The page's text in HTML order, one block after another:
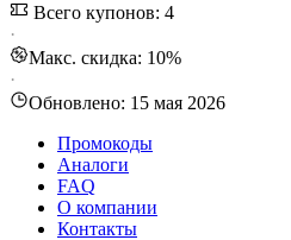
Всего купонов: 4
·
Макс. скидка: 10%
·
Обновлено: 15 мая 2026
Промокоды
Аналоги
FAQ
О компании
Контакты